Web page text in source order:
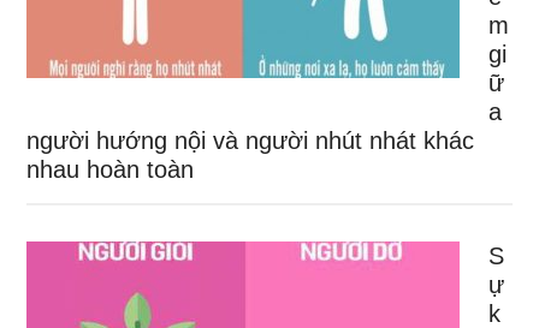
m
gi
ữ
a
người hướng nội và người nhút nhát khác
nhau hoàn toàn
S
ự
k